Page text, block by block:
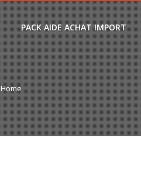
PACK AIDE ACHAT IMPORT
Home